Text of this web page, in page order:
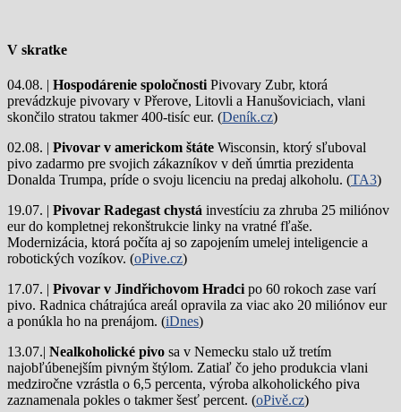
V skratke
04.08. | Hospodárenie spoločnosti Pivovary Zubr, ktorá
prevádzkuje pivovary v Přerove, Litovli a Hanušoviciach, vlani
skončilo stratou takmer 400-tisíc eur. (Deník.cz)
02.08. | Pivovar v americkom štáte Wisconsin, ktorý sľuboval
pivo zadarmo pre svojich zákazníkov v deň úmrtia prezidenta
Donalda Trumpa, príde o svoju licenciu na predaj alkoholu. (TA3)
19.07. | Pivovar Radegast chystá investíciu za zhruba 25 miliónov
eur do kompletnej rekonštrukcie linky na vratné fľaše.
Modernizácia, ktorá počíta aj so zapojením umelej inteligencie a
robotických vozíkov. (oPive.cz)
17.07. | Pivovar v Jindřichovom Hradci po 60 rokoch zase varí
pivo. Radnica chátrajúca areál opravila za viac ako 20 miliónov eur
a ponúkla ho na prenájom. (iDnes)
13.07.| Nealkoholické pivo sa v Nemecku stalo už tretím
najobľúbenejším pivným štýlom. Zatiaľ čo jeho produkcia vlani
medziročne vzrástla o 6,5 percenta, výroba alkoholického piva
zaznamenala pokles o takmer šesť percent. (oPivě.cz)